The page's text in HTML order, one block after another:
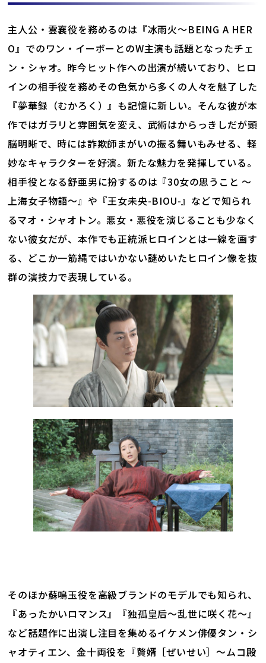
主人公・雲襄役を務めるのは『冰雨火～BEING A HER
O』でのワン・イーボーとのW主演も話題となったチェ
ン・シャオ。昨今ヒット作への出演が続いており、ヒロ
インの相手役を務めその色気から多くの人々を魅了した
『夢華録（むかろく）』も記憶に新しい。そんな彼が本
作ではガラリと雰囲気を変え、武術はからっきしだが頭
脳明晰で、時には詐欺師まがいの振る舞いもみせる、軽
妙なキャラクターを好演。新たな魅力を発揮している。
相手役となる舒亜男に扮するのは『30女の思うこと ～
上海女子物語～』や『王女未央-BIOU-』などで知られ
るマオ・シャオトン。悪女・悪役を演じることも少なく
ない彼女だが、本作でも正統派ヒロインとは一線を画す
る、どこか一筋縄ではいかない謎めいたヒロイン像を抜
群の演技力で表現している。
そのほか蘇鳴玉役を高級ブランドのモデルでも知られ、
『あったかいロマンス』『独孤皇后～乱世に咲く花～』
など話題作に出演し注目を集めるイケメン俳優タン・シ
ャオティエン、金十両役を『贅婿［ぜいせい］～ムコ殿